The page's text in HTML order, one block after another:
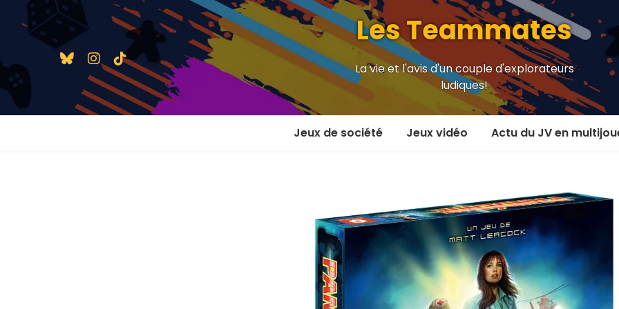
Les Teammates
La vie et l'avis d'un couple d'explorateurs
ludiques!
Jeux de société
2 joueurs et plus
En coop’
En versus
Jeux vidéo
Local en écran partagé
En ligne
MMORPG
Actu du JV en